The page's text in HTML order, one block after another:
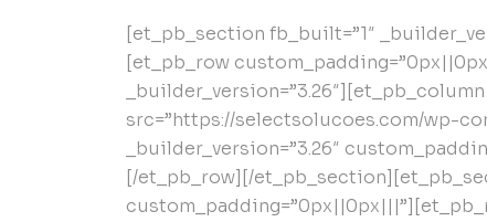
[et_pb_section fb_built=”1″
[et_pb_row
src=”https://selectsolucoes.com/wp-
_builder_version=”3.26″
[/et_pb_row][/